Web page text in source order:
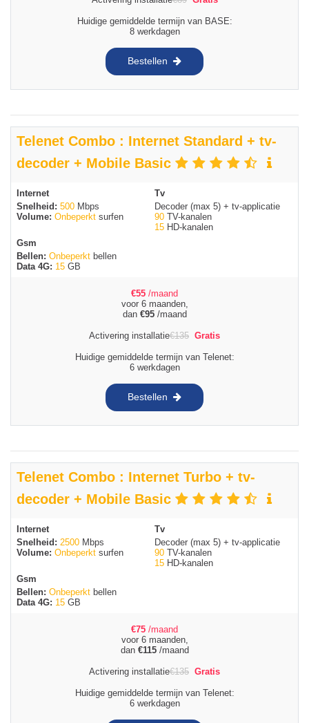
Huidige gemiddelde termijn van BASE:
8 werkdagen
Bestellen
Telenet Combo : Internet Standard + tv-
decoder + Mobile Basic
Internet
Snelheid: 500 Mbps
Volume: Onbeperkt surfen
Tv
Decoder (max 5) + tv-applicatie
90 TV-kanalen
15 HD-kanalen
Gsm
Bellen: Onbeperkt bellen
Data 4G: 15 GB
€55 /maand
voor 6 maanden,
dan €95/maand
Activering installatie€135 Gratis
Huidige gemiddelde termijn van Telenet:
6 werkdagen
Bestellen
Telenet Combo : Internet Turbo + tv-
decoder + Mobile Basic
Internet
Snelheid: 2500 Mbps
Volume: Onbeperkt surfen
Tv
Decoder (max 5) + tv-applicatie
90 TV-kanalen
15 HD-kanalen
Gsm
Bellen: Onbeperkt bellen
Data 4G: 15 GB
€75 /maand
voor 6 maanden,
dan €115/maand
Activering installatie€135 Gratis
Huidige gemiddelde termijn van Telenet:
6 werkdagen